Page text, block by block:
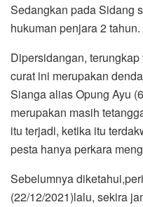
Sedangkan pada Sidang
hukuman penjara 2 tahun.
Dipersidangan,
curat ini merupakan
Sianga alias Opung Ayu
merupakan masih
itu terjadi, ketika itu
pesta hanya perkara
Sebelumnya
(22/12/2021)lalu, sekira